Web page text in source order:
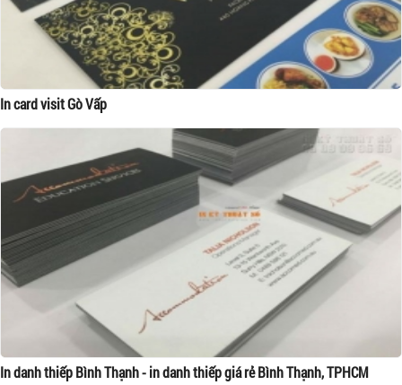
In card visit Gò Vấp
In danh thiếp Bình Thạnh - in danh thiếp giá rẻ Bình Thạnh, TPHCM